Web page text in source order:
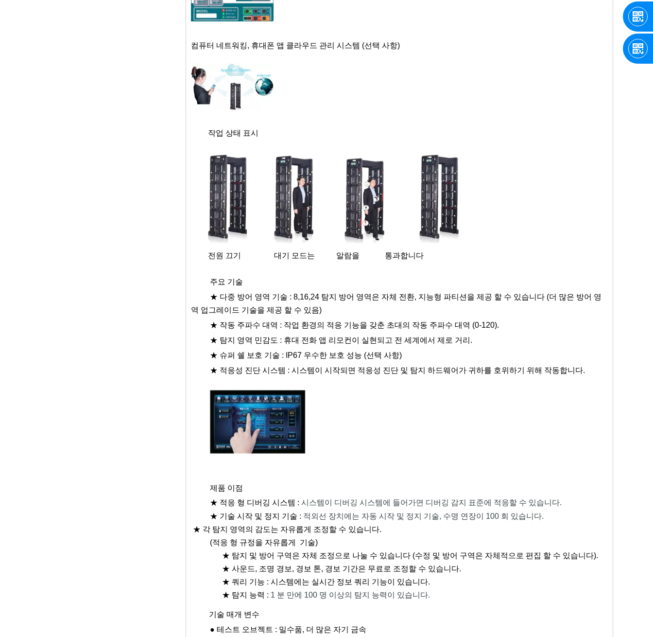
컴퓨터 네트워킹, 휴대폰 앱 클라우드 관리 시스템 (선택 사항)
작업 상태 표시
전원 끄기 대기 모드는 알람을 통과합니다
주요 기술
★ 다중 방어 영역 기술 : 8,16,24 탐지 방어 영역은 자체 전환, 지능형 파티션을 제공 할 수 있습니다 (더 많은 방어 영
역 업그레이드 기술을 제공 할 수 있음)
★ 작동 주파수 대역 : 작업 환경의 적응 기능을 갖춘 초대의 작동 주파수 대역 (0-120).
★ 탐지 영역 민감도 : 휴대 전화 앱 리모컨이 실현되고 전 세계에서 제로 거리.
★ 슈퍼 쉘 보호 기술 : IP67 우수한 보호 성능 (선택 사항)
★ 적응성 진단 시스템 : 시스템이 시작되면 적응성 진단 및 탐지 하드웨어가 귀하를 호위하기 위해 작동합니다.
제품 이점
★ 적응 형 디버깅 시스템 : 시스템이 디버깅 시스템에 들어가면 디버깅 감지 표준에 적응할 수 있습니다.
★ 기술 시작 및 정지 기술 : 적외선 장치에는 자동 시작 및 정지 기술, 수명 연장이 100 회 있습니다.
★ 각 탐지 영역의 감도는 자유롭게 조정할 수 있습니다.
(적응 형 규정을 자유롭게 기술)
★ 탐지 및 방어 구역은 자체 조정으로 나눌 수 있습니다 (수정 및 방어 구역은 자체적으로 편집 할 수 있습니다).
★ 사운드, 조명 경보, 경보 톤, 경보 기간은 무료로 조정할 수 있습니다.
★ 쿼리 기능 : 시스템에는 실시간 정보 쿼리 기능이 있습니다.
★ 탐지 능력 : 1 분 만에 100 명 이상의 탐지 능력이 있습니다.
기술 매개 변수
● 테스트 오브젝트 : 밀수품, 더 많은 자기 금속